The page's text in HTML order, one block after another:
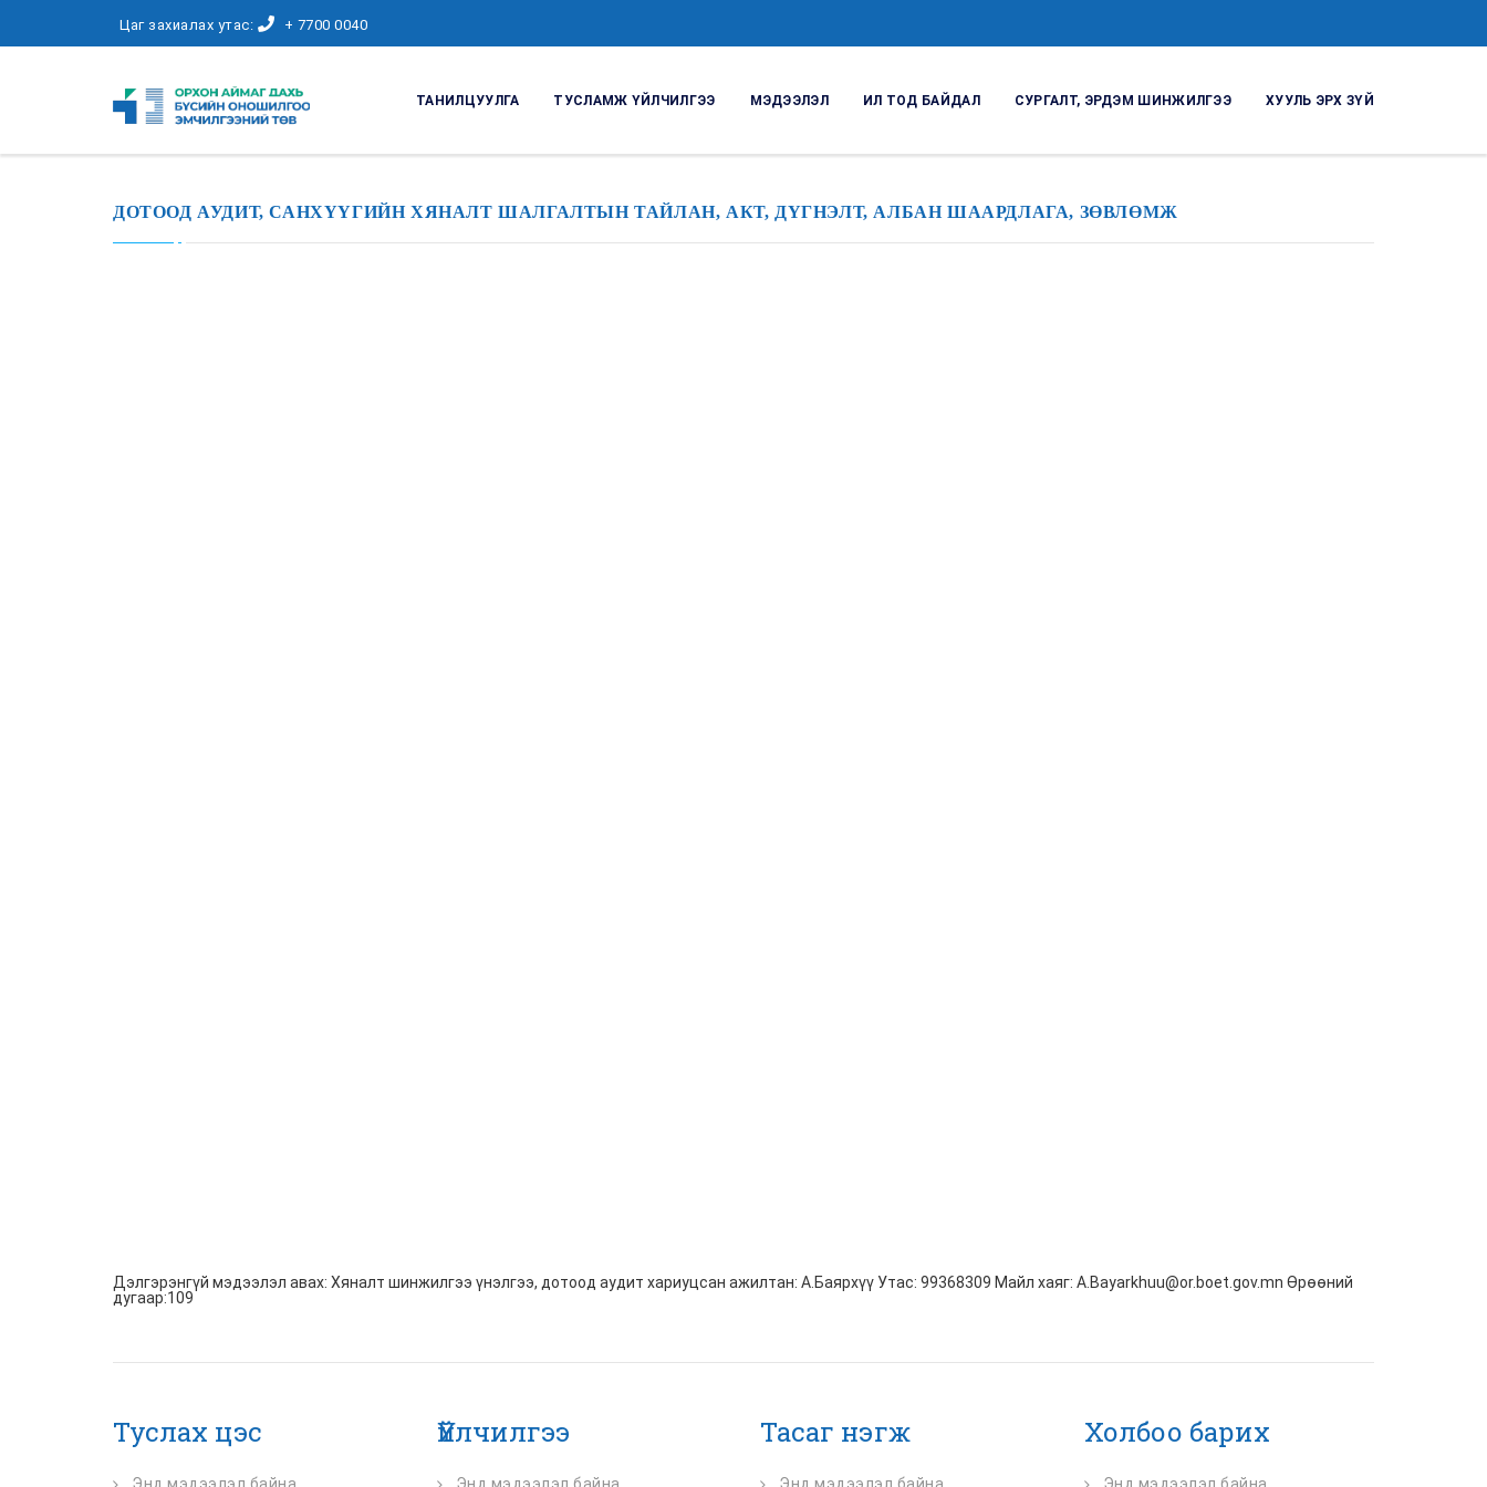
ТАНИЛЦУУЛГА ТУСЛАМЖ ҮЙЛЧИЛГЭЭ МЭДЭЭЛЭЛ ИЛ ТОД БАЙДАЛ СУРГАЛТ, ЭРДЭМ ШИНЖИЛГЭЭ ХУУЛЬ ЭРХ ЗҮЙ
Цаг захиалах утас: + 7700 0040
ДОТООД АУДИТ, САНХҮҮГИЙН ХЯНАЛТ ШАЛГАЛТЫН ТАЙЛАН, АКТ, ДҮГНЭЛТ, АЛБАН ШААРДЛАГА, ЗӨВЛӨМЖ
Дэлгэрэнгүй мэдээлэл авах: Хяналт шинжилгээ үнэлгээ, дотоод аудит хариуцсан ажилтан: А.Баярхүү Утас: 99368309 Майл хаяг: A.Bayarkhuu@or.boet.gov.mn Өрөөний
дугаар:109
Туслах цэс Үйлчилгээ Тасаг нэгж Холбоо барих